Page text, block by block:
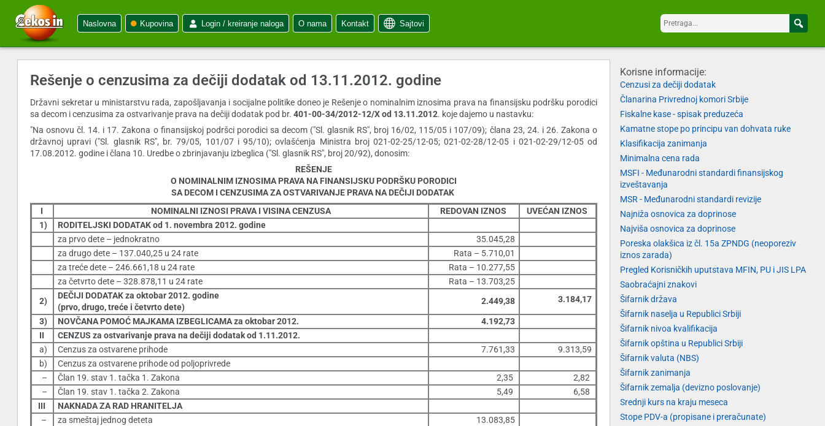
Naslovna Kupovina Login / kreiranje naloga O nama Kontakt Sajtovi
Rešenje o cenzusima za dečiji dodatak od 13.11.2012. godine
Državni sekretar u ministarstvu rada, zapošljavanja i socijalne politike doneo je Rešenje o nominalnim iznosima prava na finansijsku podršku porodici
sa decom i cenzusima za ostvarivanje prava na dečiji dodatak pod br. 401-00-34/2012-12/X od 13.11.2012. koje dajemo u nastavku:
"Na osnovu čl. 14. i 17. Zakona o finansijskoj podršci porodici sa decom ("Sl. glasnik RS", broj 16/02, 115/05 i 107/09); člana 23, 24. i 26. Zakona o
državnoj upravi ("Sl. glasnik RS", br. 79/05, 101/07 i 95/10); ovlašćenja Ministra broj 021-02-25/12-05; 021-02-28/12-05 i 021-02-29/12-05 od
17.08.2012. godine i člana 10. Uredbe o zbrinjavanju izbeglica ("Sl. glasnik RS", broj 20/92), donosim:
REŠENJE
O NOMINALNIM IZNOSIMA PRAVA NA FINANSIJSKU PODRŠKU PORODICI
SA DECOM I CENZUSIMA ZA OSTVARIVANJE PRAVA NA DEČIJI DODATAK
I
NOMINALNI IZNOSI PRAVA I VISINA CENZUSA REDOVAN IZNOS
UVEĆAN IZNOS
1)
RODITELJSKI DODATAK od 1. novembra 2012. godine
za prvo dete – jednokratno
35.045,28
za drugo dete – 137.040,25 u 24 rate
Rata – 5.710,01
za treće dete – 246.661,18 u 24 rate
Rata – 10.277,55
za četvrto dete – 328.878,11 u 24 rate
Rata – 13.703,25
2)
DEČIJI DODATAK za oktobar 2012. godine
(prvo, drugo, treće i četvrto dete)
2.449,38 3.184,17
3) NOVČANA POMOĆ MAJKAMA IZBEGLICAMA za oktobar 2012.
4.192,73
II
CENZUS za ostvarivanje prava na dečiji dodatak od 1.11.2012.
a)
Cenzus za ostvarene prihode 7.761,33
9.313,59
b)
Cenzus za ostvarene prihode od poljoprivrede
–
Član 19. stav 1. tačka 1. Zakona 2,35
2,82
–
Član 19. stav 1. tačka 2. Zakona 5,49
6,58
III
NAKNADA ZA RAD HRANITELJA
–
za smeštaj jednog deteta
13.083,85
Korisne informacije:
Cenzusi za dečiji dodatak
Članarina Privrednoj komori Srbije
Fiskalne kase - spisak preduzeća
Kamatne stope po principu van dohvata ruke
Klasifikacija zanimanja
Minimalna cena rada
MSFI - Međunarodni standardi finansijskog
izveštavanja
MSR - Međunarodni standardi revizije
Najniža osnovica za doprinose
Najviša osnovica za doprinose
Poreska olakšica iz čl. 15a ZPNDG (neoporeziv
iznos zarada)
Pregled Korisničkih uputstava MFIN, PU i JIS LPA
Saobraćajni znakovi
Šifarnik država
Šifarnik naselja u Republici Srbiji
Šifarnik nivoa kvalifikacija
Šifarnik opština u Republici Srbiji
Šifarnik valuta (NBS)
Šifarnik zanimanja
Šifarnik zemalja (devizno poslovanje)
Srednji kurs na kraju meseca
Stope PDV-a (propisane i preračunate)